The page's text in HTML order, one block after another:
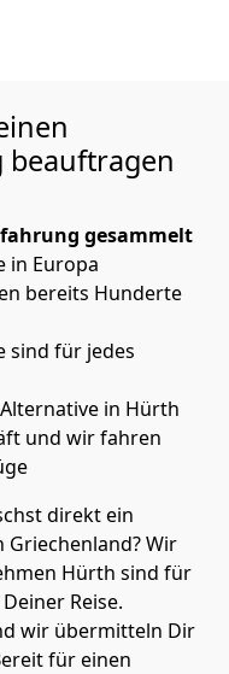
beauftragen
gesammelt
in Europa
bereits Hunderte
sind für jedes
in Hürth
und wir fahren
direkt ein
Wir
Hürth sind für
Reise.
wir übermitteln Dir
für einen